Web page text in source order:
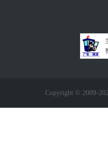
Copyright © 2009-